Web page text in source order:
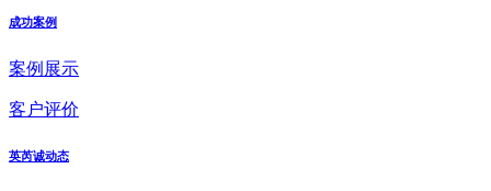
成功案例
案例展示
客户评价
英芮诚动态